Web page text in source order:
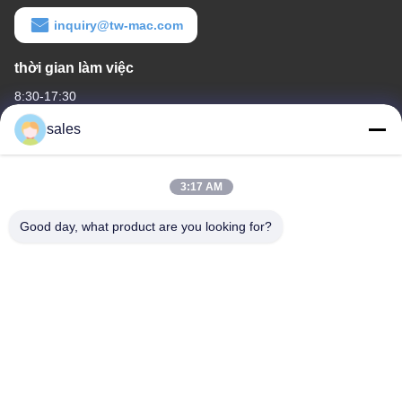
inquiry@tw-mac.com
thời gian làm việc
8:30-17:30
Địa chỉ của chúng tôi
Phòng 1311, Tòa nhà số 3 Golson Plaza, số 163 Yingbin Ave,
sales
3:17 AM
Good day, what product are you looking for?